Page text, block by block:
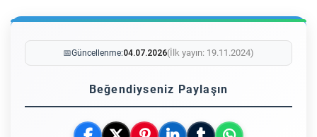
📅Güncellenme:04.07.2026(İlk yayın: 19.11.2024)
Beğendiyseniz Paylaşın